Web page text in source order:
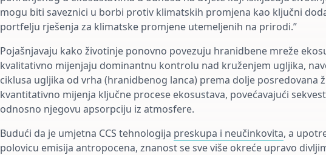
mogu biti saveznici u borbi protiv klimatskih promjena kao ključni
portfelju rješenja za klimatske promjene utemeljenih na prirodi.”
Pojašnjavaju kako životinje ponovno povezuju hranidbene mreže
kvalitativno mijenjaju dominantnu kontrolu nad kruženjem ugljika,
ciklusa ugljika od vrha (hranidbenog lanca) prema dolje posredovana
kvantitativno mijenja ključne procese ekosustava, povećavajući
odnosno njegovu apsorpciju iz atmosfere.
Budući da je umjetna CCS tehnologija preskupa i neučinkovita, a
polovicu emisija antropocena, znanost se sve više okreće upravo